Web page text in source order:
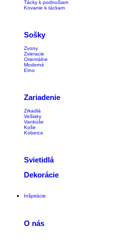
Tácky k podnožiam
Kovanie k táckam
Sošky
Zvony
Zvieracie
Orientálne
Moderné
Etno
Zariadenie
Zrkadlá
Vešiaky
Vankúše
Koše
Koberce
Svietidlá
Dekorácie
Inšpirácie
O nás